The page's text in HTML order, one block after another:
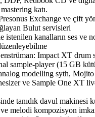
katı.
Exchange ve çift
Bulut servisleri
istenilen kanalların ses ve
Impact XT drum
sample-player (15 GB
modelling syth,
ve Sample One XT
tanıdık davul makinesi
melodi kompozisyon